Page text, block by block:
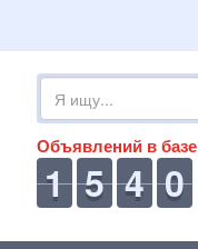
Объявлений в базе
1 5 4 0